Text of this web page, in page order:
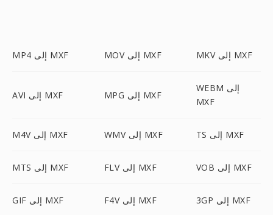
MP4 إلى MXF MOV إلى MXF MKV إلى MXF
AVI إلى MXF MPG إلى MXF
WEBM إلى
MXF
M4V إلى MXF WMV إلى MXF TS إلى MXF
MTS إلى MXF FLV إلى MXF VOB إلى MXF
GIF إلى MXF F4V إلى MXF 3GP إلى MXF